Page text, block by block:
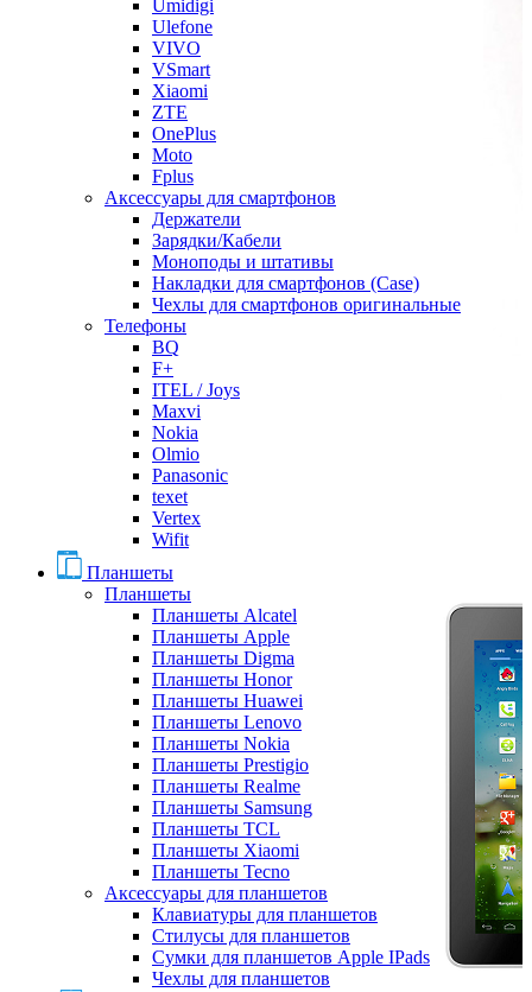
Umidigi
Ulefone
VIVO
VSmart
Xiaomi
ZTE
OnePlus
Moto
Fplus
Аксессуары для смартфонов
Держатели
Зарядки/Кабели
Моноподы и штативы
Накладки для смартфонов (Case)
Чехлы для смартфонов оригинальные
Телефоны
BQ
F+
ITEL / Joys
Maxvi
Nokia
Olmio
Panasonic
texet
Vertex
Wifit
Планшеты
Планшеты
Планшеты Alcatel
Планшеты Apple
Планшеты Digma
Планшеты Honor
Планшеты Huawei
Планшеты Lenovo
Планшеты Nokia
Планшеты Prestigio
Планшеты Realme
Планшеты Samsung
Планшеты TCL
Планшеты Xiaomi
Планшеты Tecno
Аксессуары для планшетов
Клавиатуры для планшетов
Стилусы для планшетов
Сумки для планшетов Apple IPads
Чехлы для планшетов